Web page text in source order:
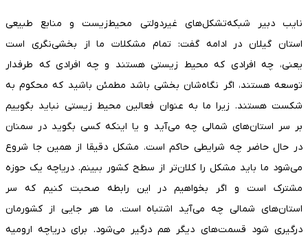
نایب دبیر شبکه‌تشکل‌های غیردولتی محیط‌زیست و منابع طبیعی
استان گیلان در ادامه گفت: تمام مشکلات ما از بخشی‌نگری است
یعنی، چه افرادی که محیط زیستی هستند و چه افرادی که طرفدار
توسعه هستند، اگر نگاه‌شان بخشی باشد مطمئن باشید که محکوم به
شکست هستند. زیرا ما به عنوان فعالین محیط زیستی نباید بگوییم
بر سر استان‌های شمالی چه می‌آید و یا اینکه کسی بگوید در سمنان
در حال حاضر چه شرایطی حاکم است. مشکل دقیقا از همین جا شروع
می‌شود ما باید مشکل را کلان‌تر از سطح کشور ببینم. دریاچه یک حوزه
مشترک است و اگر بخواهیم در این رابطه صحبت کنیم که سر
استان‌های شمالی چه می‌آید اشتباه است. ما هر جایی از کشورمان
درگیری شود قسمت‌های دیگر هم درگیر می‌شود. برای دریاچه ارومیه